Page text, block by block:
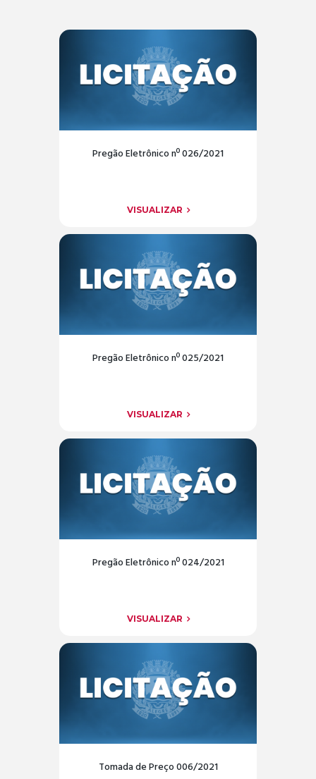
Pregão Eletrônico nº 026/2021
VISUALIZAR
Pregão Eletrônico nº 025/2021
VISUALIZAR
Pregão Eletrônico nº 024/2021
VISUALIZAR
Tomada de Preço 006/2021